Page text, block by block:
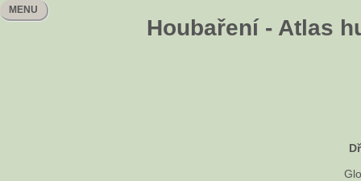
Houbaření - Atlas
MENU